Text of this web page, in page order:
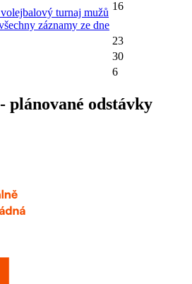
turnaj mužů
záznamy ze dne
16
23
30
6
plánované odstávky